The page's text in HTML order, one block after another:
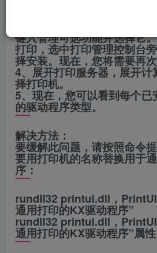
printmanagement.msc”。
键入管理可选功能并选择它
打印，选中打印管理控制台
择安装。现在，您将需要再
4、展开打印服务器，展开
择打印机。
5、现在，您可以看到每个
的驱动程序类型。
解决方法：
要缓解此问题，请按照命令
要用打印机的名称替换用于
序：
rundll32 printui.dll，
通用打印的KX驱动程序”
rundll32 printui.dll，
通用打印的KX驱动程序”属